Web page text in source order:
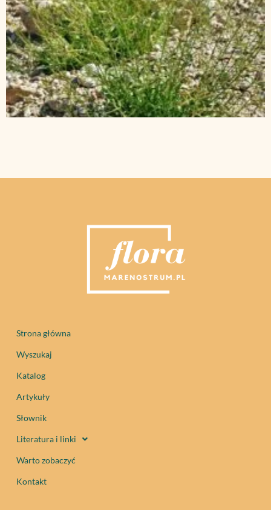
Strona główna
Wyszukaj
Katalog
Artykuły
Słownik
Literatura i linki
Warto zobaczyć
Kontakt